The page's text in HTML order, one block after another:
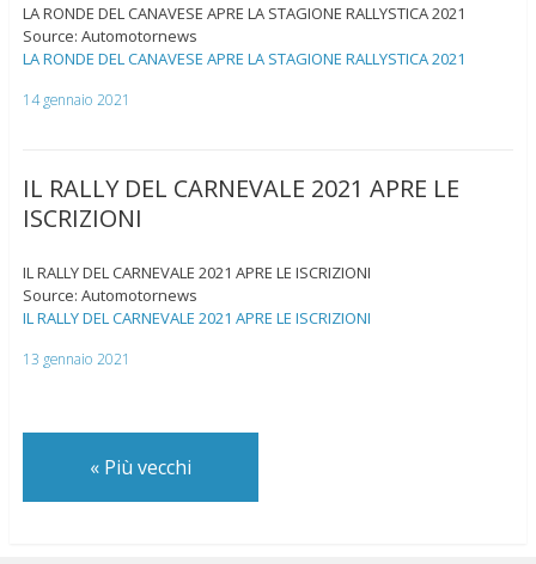
LA RONDE DEL CANAVESE APRE LA STAGIONE RALLYSTICA 2021
Source: Automotornews
LA RONDE DEL CANAVESE APRE LA STAGIONE RALLYSTICA 2021
14 gennaio 2021
IL RALLY DEL CARNEVALE 2021 APRE LE
ISCRIZIONI
IL RALLY DEL CARNEVALE 2021 APRE LE ISCRIZIONI
Source: Automotornews
IL RALLY DEL CARNEVALE 2021 APRE LE ISCRIZIONI
13 gennaio 2021
«Più vecchi